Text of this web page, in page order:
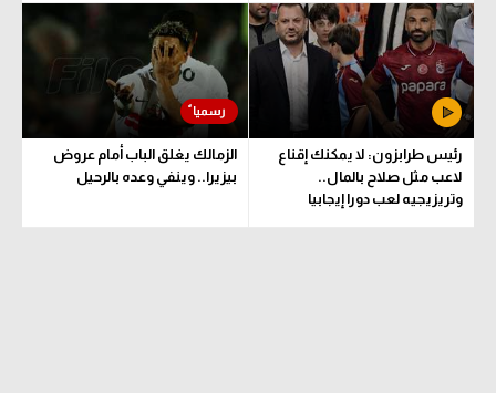
رئيس طرابزون: لا يمكنك إقناع
لاعب مثل صلاح بالمال..
وتريزيجيه لعب دورا إيجابيا
الزمالك يغلق الباب أمام عروض
بيزيرا.. وينفي وعده بالرحيل